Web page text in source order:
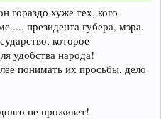
гораздо хуже тех, кого
президента губера, мэра.
которое
удобства народа!
понимать их просьбы, дело
не проживет!